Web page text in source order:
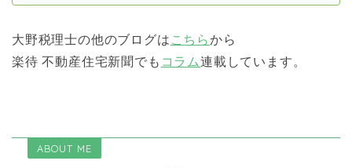
大野税理士の他のブログは こちらから
楽待 不動産住宅新聞でも コラム連載しています。
ABOUT ME